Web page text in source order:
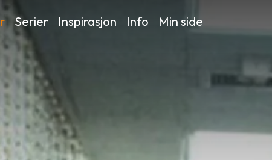
Serier Inspirasjon Info Min side